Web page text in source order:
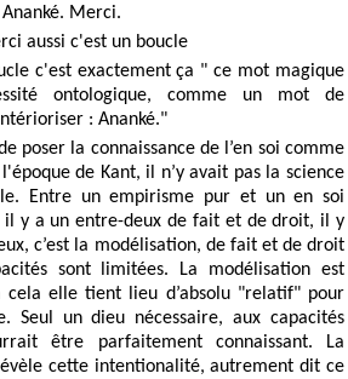
Merci.
aussi c'est un boucle
c'est exactement ça " ce mot magique
ontologique, comme un mot de
: Ananké."
poser la connaissance de l’en soi comme
de Kant, il n’y avait pas la science
Entre un empirisme pur et un en soi
il y a un entre-deux de fait et de droit, il y
c’est la modélisation, de fait et de droit
sont limitées. La modélisation est
cela elle tient lieu d’absolu "relatif" pour
Seul un dieu nécessaire, aux capacités
être parfaitement connaissant. La
cette intentionalité, autrement dit ce